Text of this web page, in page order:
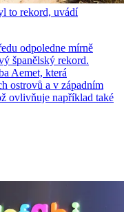
to rekord, uvádí
odpoledne mírně
španělský rekord.
Aemet, která
ostrovů a v západním
ovlivňuje například také